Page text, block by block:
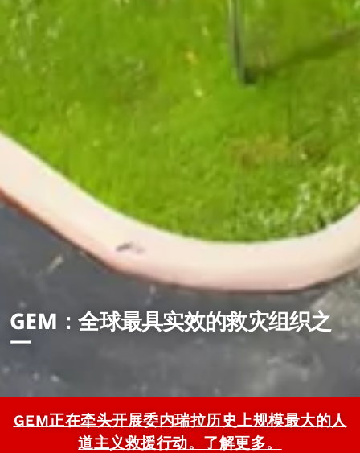
GEM：全球最具实效的救灾组织之
一
GEM正在牵头开展委内瑞拉历史上规模最大的人
道主义救援行动。了解更多。